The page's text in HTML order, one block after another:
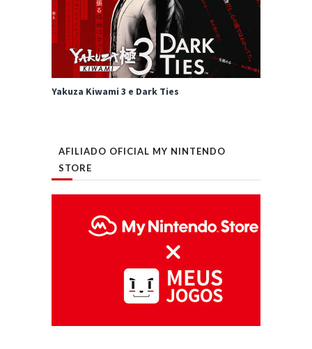
Yakuza Kiwami 3 e Dark Ties
AFILIADO OFICIAL MY NINTENDO
STORE